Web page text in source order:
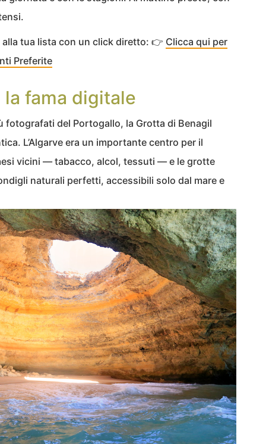
tua lista con un click diretto: 👉 Clicca qui per
Preferite
fama digitale
fotografati del Portogallo, la Grotta di Benagil
L’Algarve era un importante centro per il
vicini — tabacco, alcol, tessuti — e le grotte
naturali perfetti, accessibili solo dal mare e